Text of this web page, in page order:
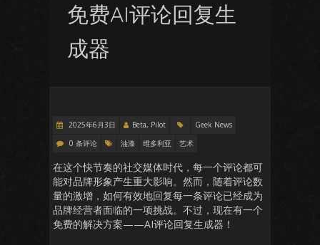
免费AI评论回复生
成器
2025年6月3日 Beta, Pilot
Geek News
0 条评论
油漆 维多利亚 艺术
在这个快节奏的社交媒体时代，每一个评论都可
能对品牌形象产生重大影响。然而，随着评论数
量的激增，如何有效地回复每一条评论已经成为
品牌经营者面临的一项挑战。不过，现在有一个
免费的解决方案——AI评论回复生成器！